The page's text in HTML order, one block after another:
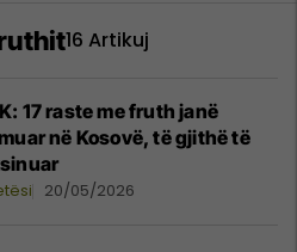
16 Artikuj
17 raste me fruth janë
në Kosovë, të gjithë të
20/05/2026